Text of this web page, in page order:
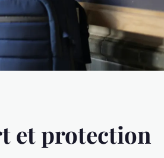
et protection